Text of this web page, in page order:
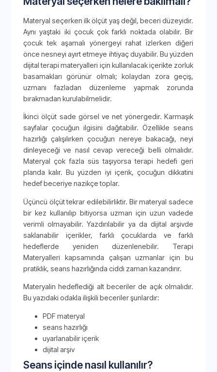
Materyal seçerken ilk ölçüt yaş değil, beceri düzeyidir.
Aynı yaştaki iki çocuk çok farklı noktada olabilir. Bir
çocuk tek aşamalı yönergeyi rahat izlerken diğeri
önce nesneyi ayırt etmeye ihtiyaç duyabilir. Bu yüzden
dijital terapi materyalleri için kullanılacak içerikte zorluk
basamakları görünür olmalı; kolaydan zora geçiş,
uzmanı fazladan düzenleme yapmak zorunda
bırakmadan kurulabilmelidir.
İkinci ölçüt sade görsel ve net yönergedir. Karmaşık
sayfalar çocuğun ilgisini dağıtabilir. Özellikle seans
hazırlığı çalışılırken çocuğun nereye bakacağı, neyi
dinleyeceği ve nasıl cevap vereceği belli olmalıdır.
Materyal çok fazla süs taşıyorsa terapi hedefi geri
planda kalır. Bu yüzden iyi içerik, çocuğun dikkatini
hedef beceriye nazikçe toplar.
Üçüncü ölçüt tekrar edilebilirliktir. Bir materyal sadece
bir kez kullanılıp bitiyorsa uzman için uzun vadede
verimli olmayabilir. Yazdırılabilir ya da dijital arşivde
saklanabilir içerikler, farklı çocuklarda ve farklı
hedeflerde yeniden düzenlenebilir. Terapi
Materyalleri kapsamında çalışan uzmanlar için bu
pratiklik, seans hazırlığında ciddi zaman kazandırır.
Materyalin hedeflediği alt beceriler de açık olmalıdır.
Bu yazıdaki odakla ilişkili beceriler şunlardır:
PDF materyal
seans hazırlığı
uyarlanabilir içerik
dijital arşiv
Seans içinde nasıl kullanılır?